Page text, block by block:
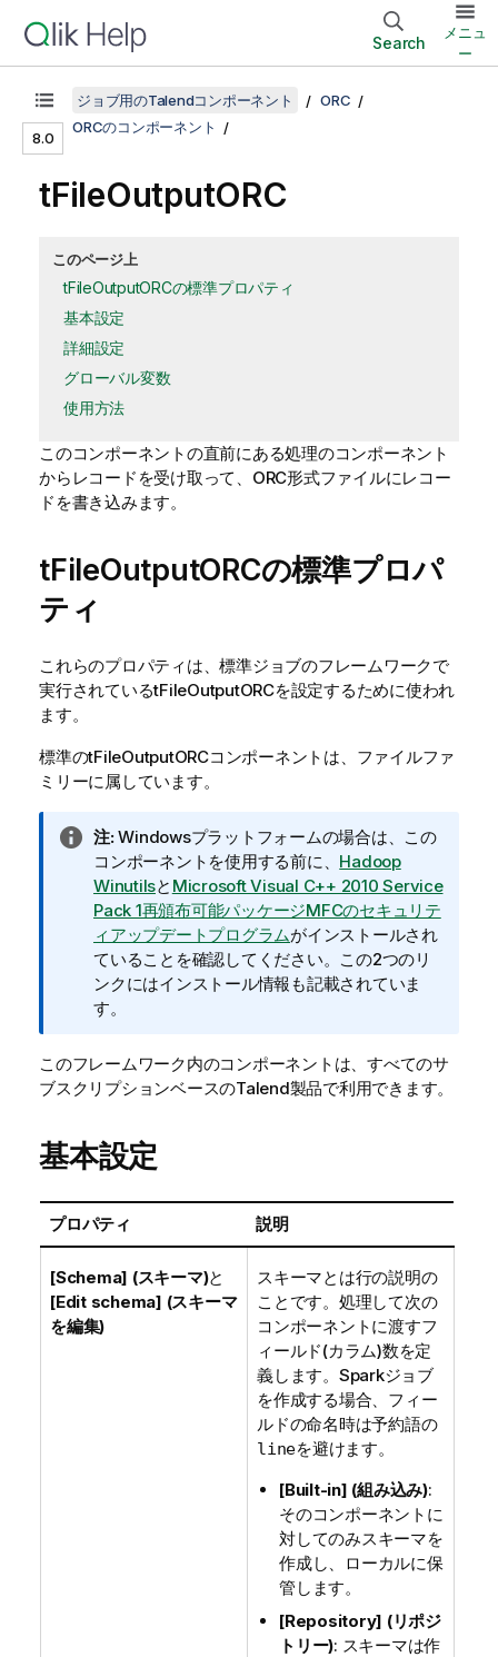
Search
メニュ
ー
8.0
ジョブ用のTalendコンポーネント
ORC
ORCのコンポーネント
tFileOutputORC
このページ上
tFileOutputORCの標準プロパティ
基本設定
詳細設定
グローバル変数
使用方法
このコンポーネントの直前にある処理のコンポーネント
からレコードを受け取って、ORC形式ファイルにレコー
ドを書き込みます。
tFileOutputORCの標準プロパ
ティ
これらのプロパティは、標準ジョブのフレームワークで
実行されているtFileOutputORCを設定するために使われ
ます。
標準のtFileOutputORCコンポーネントは、 ファイルファ
ミリーに属しています。
情
報
メ
モ
注:Windowsプラットフォームの場合は、この
コンポーネントを使用する前に、 Hadoop
Winutilsと Microsoft Visual C++ 2010 Service
Pack 1再頒布可能パッケージMFCのセキュリテ
ィアップデートプログラムがインストールされ
ていることを確認してください。この2つのリ
ンクにはインストール情報も記載されていま
す。
このフレームワーク内のコンポーネントは、すべてのサ
ブスクリプションベースのTalend製品で利用できます。
基本設定
プロパティ 説明
[Schema] (スキーマ)と
[Edit schema] (スキーマ
を編集)
スキーマとは行の説明の
ことです。処理して次の
コンポーネントに渡すフ
ィールド(カラム)数を定
義します。Sparkジョブ
を作成する場合、フィー
ルドの命名時は予約語の
lineを避けます。
[Built-in] (組み込み):
そのコンポーネントに
対してのみスキーマを
作成し、ローカルに保
管します。
[Repository] (リポジ
トリー): スキーマは作